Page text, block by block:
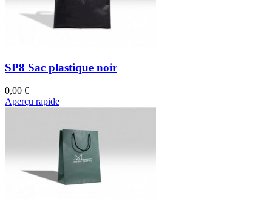
SP8 Sac plastique noir
0,00 €
Aperçu rapide